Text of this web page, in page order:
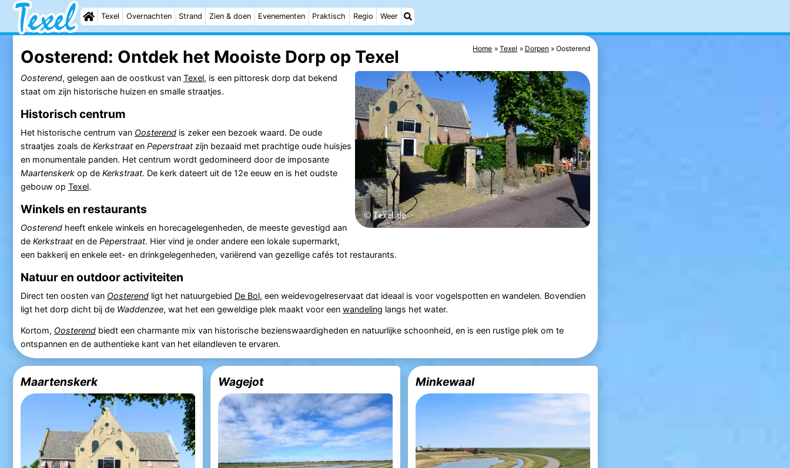
Texel Overnachten Strand Zien & doen Evenementen Praktisch Regio Weer
Home Texel Dorpen Oosterend
Oosterend: Ontdek het Mooiste Dorp op Texel
Oosterend, gelegen aan de oostkust van Texel, is een pittoresk dorp dat bekend
staat om zijn historische huizen en smalle straatjes.
Historisch centrum
Het historische centrum van Oosterendis zeker een bezoek waard. De oude
straatjes zoals de Kerkstraaten Peperstraatzijn bezaaid met prachtige oude huisjes
en monumentale panden. Het centrum wordt gedomineerd door de imposante
Maartenskerkop de Kerkstraat. De kerk dateert uit de 12e eeuw en is het oudste
gebouw op Texel.
Winkels en restaurants
Oosterendheeft enkele winkels en horecagelegenheden, de meeste gevestigd aan
de Kerkstraaten de Peperstraat. Hier vind je onder andere een lokale supermarkt,
een bakkerij en enkele eet- en drinkgelegenheden, variërend van gezellige cafés tot restaurants.
Natuur en outdoor activiteiten
Direct ten oosten van Oosterendligt het natuurgebied De Bol, een weidevogelreservaat dat ideaal is voor vogelspotten en wandelen. Bovendien
ligt het dorp dicht bij de Waddenzee, wat het een geweldige plek maakt voor een wandeling langs het water.
Kortom, Oosterendbiedt een charmante mix van historische bezienswaardigheden en natuurlijke schoonheid, en is een rustige plek om te
ontspannen en de authentieke kant van het eilandleven te ervaren.
Maartenskerk Wagejot Minkewaal